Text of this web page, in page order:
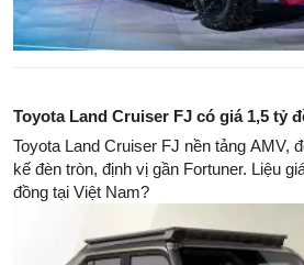
Toyota Land Cruiser FJ có giá 1,5 tỷ
Toyota Land Cruiser FJ nền tảng AMV,
kế đèn tròn, định vị gần Fortuner. Liệu
đồng tại Việt Nam?